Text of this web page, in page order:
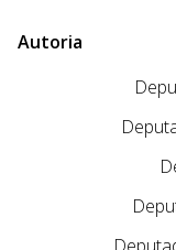
Autoria